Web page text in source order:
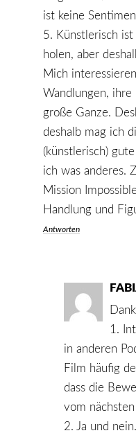
ist keine
5. Künstlerisch
holen, aber
Mich
Wandlungen, ihre
große Ganze.
deshalb mag ich
(künstlerisch)
ich was anderes.
Mission
Handlung und
Antworten
1.
in anderen
Film häufig
dass die
vom
2. Ja und